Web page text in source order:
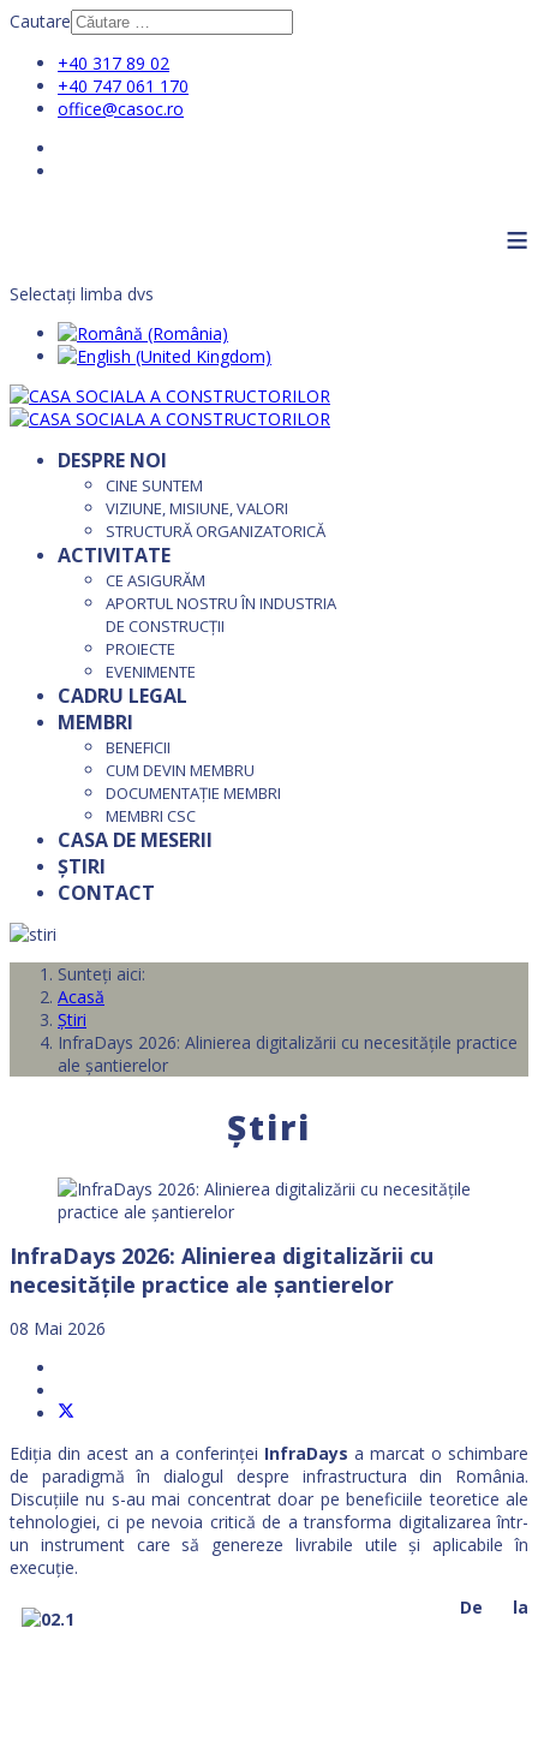
Cautare
+40 317 89 02
+40 747 061 170
office@casoc.ro
≡
Selectați limba dvs
DESPRE NOI
CINE SUNTEM
VIZIUNE, MISIUNE, VALORI
STRUCTURĂ ORGANIZATORICĂ
ACTIVITATE
CE ASIGURĂM
APORTUL NOSTRU ÎN INDUSTRIA
DE CONSTRUCȚII
PROIECTE
EVENIMENTE
CADRU LEGAL
MEMBRI
BENEFICII
CUM DEVIN MEMBRU
DOCUMENTAȚIE MEMBRI
MEMBRI CSC
CASA DE MESERII
ȘTIRI
CONTACT
Sunteți aici:
Acasă
Știri
InfraDays 2026: Alinierea digitalizării cu necesitățile practice
ale șantierelor
Știri
InfraDays 2026: Alinierea digitalizării cu
necesitățile practice ale șantierelor
08 Mai 2026
Ediția din acest an a conferinței InfraDays a marcat o schimbare
de paradigmă în dialogul despre infrastructura din România.
Discuțiile nu s-au mai concentrat doar pe beneficiile teoretice ale
tehnologiei, ci pe nevoia critică de a transforma digitalizarea într-
un instrument care să genereze livrabile utile și aplicabile în
execuție.
De la